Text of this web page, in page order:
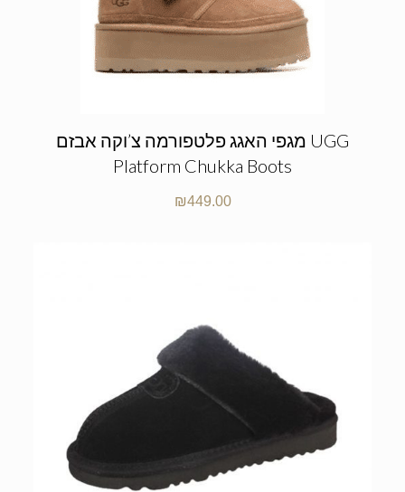
מגפי האגג פלטפורמה צ’וקה אבזם UGG
Platform Chukka Boots
₪449.00